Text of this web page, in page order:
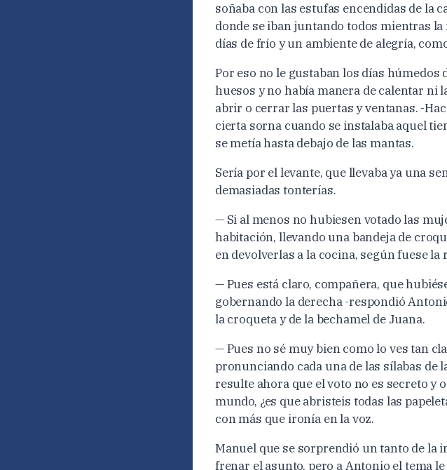
soñaba con las estufas encendidas de la
donde se iban juntando todos mientras
días de frío y un ambiente de alegría,
Por eso no le gustaban los días húmedos
huesos y no había manera de calentar ni
abrir o cerrar las puertas y ventanas. -
cierta sorna cuando se instalaba aquel
se metía hasta debajo de las mantas.
Sería por el levante, que llevaba ya una
demasiadas tonterías.
— Si al menos no hubiesen votado las
habitación, llevando una bandeja de
en devolverlas a la cocina, según fuese la
— Pues está claro, compañera, que
gobernando la derecha -respondió
la croqueta y de la bechamel de Juana.
— Pues no sé muy bien como lo ves tan
pronunciando cada una de las sílabas de
resulte ahora que el voto no es secreto y
mundo, ¿es que abristeis todas las
con más que ironía en la voz.
Manuel que se sorprendió un tanto de la
frenar el asunto, pero a Antonio el tema